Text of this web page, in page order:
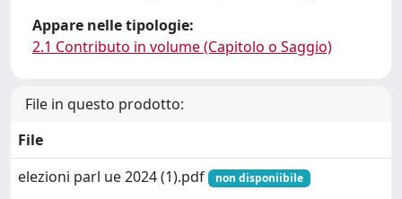
Appare nelle tipologie:
2.1 Contributo in volume (Capitolo o Saggio)
File in questo prodotto:
File
elezioni parl ue 2024 (1).pdf
non disponiibile